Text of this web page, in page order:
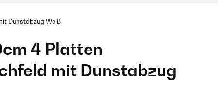
Dunstabzug​ Weiß
4 Platten
mit Dunstabzug​